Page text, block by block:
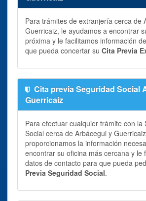
Para trámites de extranjería cerca de
Guerricaiz, le ayudamos a encontrar
próxima y le facilitamos información
que pueda concertar su Cita Previa
Cita previa Seguridad Social
Guerricaiz
Para efectuar cualquier trámite con la
Social cerca de Arbácegui y
proporcionamos la información
encontrar su oficina más cercana y le
datos de contacto para que pueda
Previa Seguridad Social.